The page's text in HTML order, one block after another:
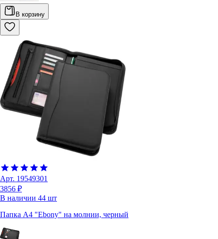
В корзину
Арт. 19549301
3856 ₽
В наличии 44 шт
Папка A4 "Ebony" на молнии, черный